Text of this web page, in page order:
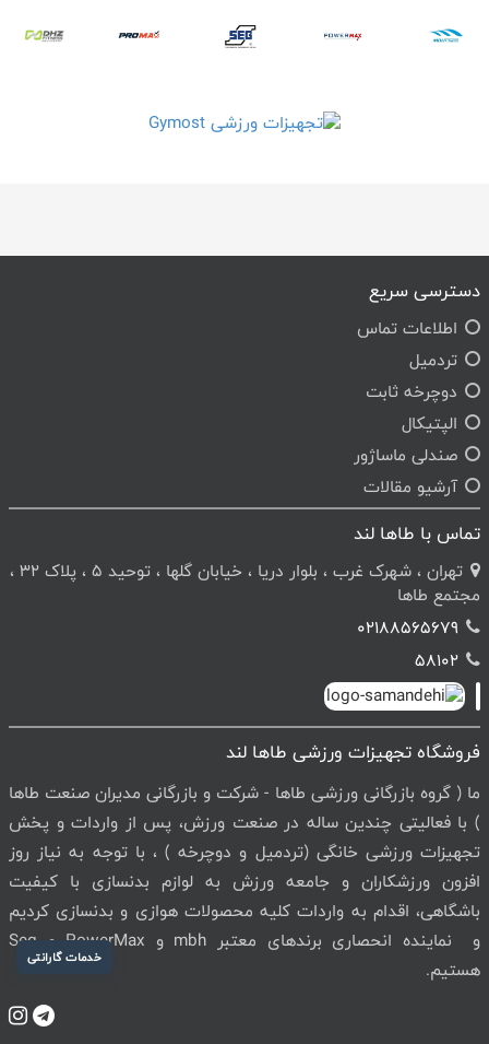
خدمات گارانتی
دسترسی سریع
اطلاعات تماس
تردمیل
دوچرخه ثابت
الپتیکال
صندلی ماساژور
آرشیو مقالات
تماس با طاها لند
تهران ، شهرک غرب ، بلوار دریا ، خیابان گلها ، توحید 5 ، پلاک 32 ،
مجتمع طاها
02188565679
58102
فروشگاه تجهیزات ورزشی طاها لند
ما ( گروه بازرگانی ورزشی طاها - شرکت و بازرگانی مدیران صنعت طاها
) با فعالیتی چندین ساله در صنعت ورزش، پس از واردات و پخش
تجهیزات ورزشی خانگی (تردمیل و دوچرخه ) ، با توجه به نیاز روز
افزون ورزشکاران و جامعه ورزش به لوازم بدنسازی با کیفیت
باشگاهی، اقدام به واردات کلیه محصولات هوازی و بدنسازی کردیم
و نماینده انحصاری برندهای معتبر mbh و PowerMax و Seg
هستیم.